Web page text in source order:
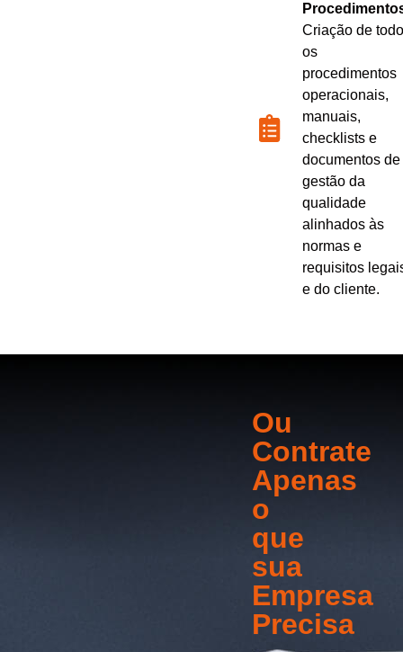
Criação de
os
procedimentos
operacionais,
manuais,
checklists e
documentos de
gestão da
qualidade
alinhados às
normas e
requisitos
e do cliente.
Ou
Contrate
Apenas
o
que
sua
Empresa
Precisa